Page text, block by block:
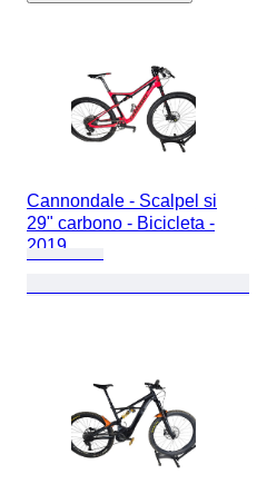
Cannondale - Scalpel si
29" carbono - Bicicleta -
2019